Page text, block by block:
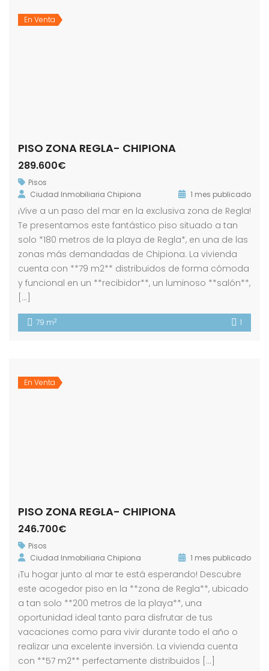
En Venta
PISO ZONA REGLA- CHIPIONA
289.600€
Pisos
Ciudad Inmobiliaria Chipiona
1 mes publicado
¡Vive a un paso del mar en la exclusiva zona de Regla!
Te presentamos este fantástico piso situado a tan
solo *180 metros de la playa de Regla*, en una de las
zonas más demandadas de Chipiona. La vivienda
cuenta con **79 m2** distribuidos de forma cómoda
y funcional en un **recibidor**, un luminoso **salón**,
[…]
79 m2 1
En Venta
PISO ZONA REGLA- CHIPIONA
246.700€
Pisos
Ciudad Inmobiliaria Chipiona
1 mes publicado
¡Tu hogar junto al mar te está esperando! Descubre
este acogedor piso en la **zona de Regla**, ubicado
a tan solo **200 metros de la playa**, una
oportunidad ideal tanto para disfrutar de tus
vacaciones como para vivir durante todo el año o
realizar una excelente inversión. La vivienda cuenta
con **57 m2** perfectamente distribuidos […]